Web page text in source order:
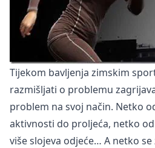
Tijekom bavljenja zimskim
razmišljati o problemu
problem na svoj način. Netko
aktivnosti do proljeća, netko
više slojeva odjeće… A netko se